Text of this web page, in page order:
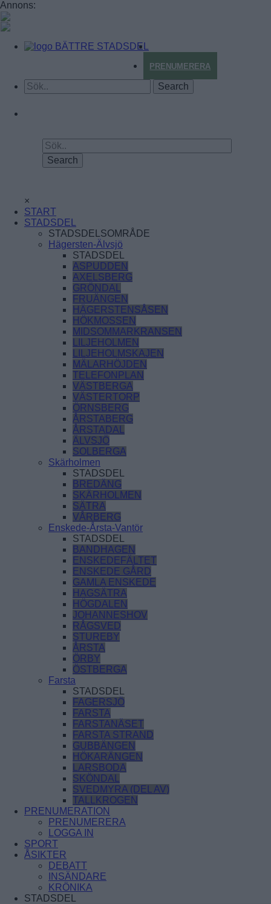
Annons:
BÄTTRE STADSDEL
PRENUMERERA
×
START
STADSDEL
STADSDELSOMRÅDE
Hägersten-Älvsjö
STADSDEL
ASPUDDEN
AXELSBERG
GRÖNDAL
FRUÄNGEN
HÄGERSTENSÅSEN
HÖKMOSSEN
MIDSOMMARKRANSEN
LILJEHOLMEN
LILJEHOLMSKAJEN
MÄLARHÖJDEN
TELEFONPLAN
VÄSTBERGA
VÄSTERTORP
ÖRNSBERG
ÅRSTABERG
ÅRSTADAL
ÄLVSJÖ
SOLBERGA
Skärholmen
STADSDEL
BREDÄNG
SKÄRHOLMEN
SÄTRA
VÅRBERG
Enskede-Årsta-Vantör
STADSDEL
BANDHAGEN
ENSKEDEFÄLTET
ENSKEDE GÅRD
GAMLA ENSKEDE
HAGSÄTRA
HÖGDALEN
JOHANNESHOV
RÅGSVED
STUREBY
ÅRSTA
ÖRBY
ÖSTBERGA
Farsta
STADSDEL
FAGERSJÖ
FARSTA
FARSTANÄSET
FARSTA STRAND
GUBBÄNGEN
HÖKARÄNGEN
LARSBODA
SKÖNDAL
SVEDMYRA (DEL AV)
TALLKROGEN
PRENUMERATION
PRENUMERERA
LOGGA IN
SPORT
ÅSIKTER
DEBATT
INSÄNDARE
KRÖNIKA
STADSDEL